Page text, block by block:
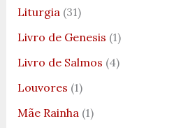
Liturgia(31)
Livro de Genesis (1)
Livro de Salmos (4)
Louvores (1)
Mãe Rainha(1)